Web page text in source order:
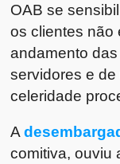
OAB se
os clientes não
andamento
servidores e
celeridade
A
comitiva, ouviu